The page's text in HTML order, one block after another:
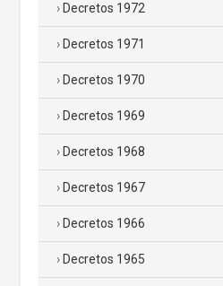
Decretos 1972
Decretos 1971
Decretos 1970
Decretos 1969
Decretos 1968
Decretos 1967
Decretos 1966
Decretos 1965